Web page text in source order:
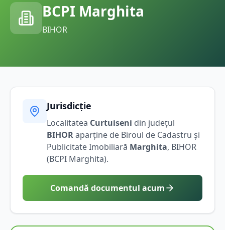
BCPI Marghita
BIHOR
Jurisdicție
Localitatea Curtuiseni din județul
BIHORaparține de Biroul de Cadastru și
Publicitate Imobiliară Marghita, BIHOR
(BCPI Marghita).
Comandă documentul acum